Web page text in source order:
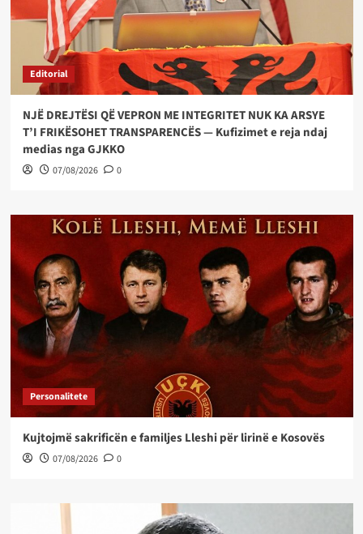
Editorial
NJË DREJTËSI QË VEPRON ME INTEGRITET NUK KA ARSYE
T’I FRIKËSOHET TRANSPARENCËS — Kufizimet e reja ndaj
medias nga GJKKO
07/08/2026 0
Personalitete
Kujtojmë sakrificën e familjes Lleshi për lirinë e Kosovës
07/08/2026 0